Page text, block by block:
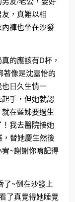
，真難以相
褲也坐在沙發
的應該有D杯，
著像是沈嘉怡的
日久生情一
手，但她就認
在藍姊要過生
我去醫院接她
替她慶生然後
~謝謝你唷記得
了~倒在沙發上
了真覺得她睡覺